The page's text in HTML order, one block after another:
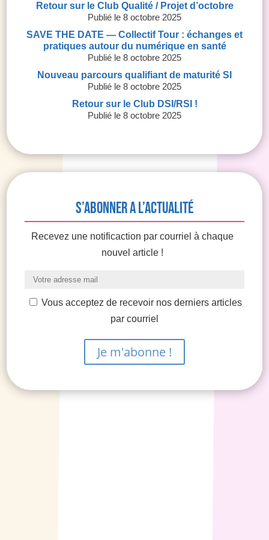
Retour sur le Club Qualité / Projet d’octobre
8 octobre 2025
SAVE THE DATE — Collectif Tour : échanges et
pratiques autour du numérique en santé
8 octobre 2025
Nouveau parcours qualifiant de maturité SI
8 octobre 2025
Retour sur le Club DSI/RSI !
8 octobre 2025
S’abonner a l’actualité
Recevez une notificaction par courriel à chaque
nouvel article !
Vous acceptez de recevoir nos derniers articles
par courriel